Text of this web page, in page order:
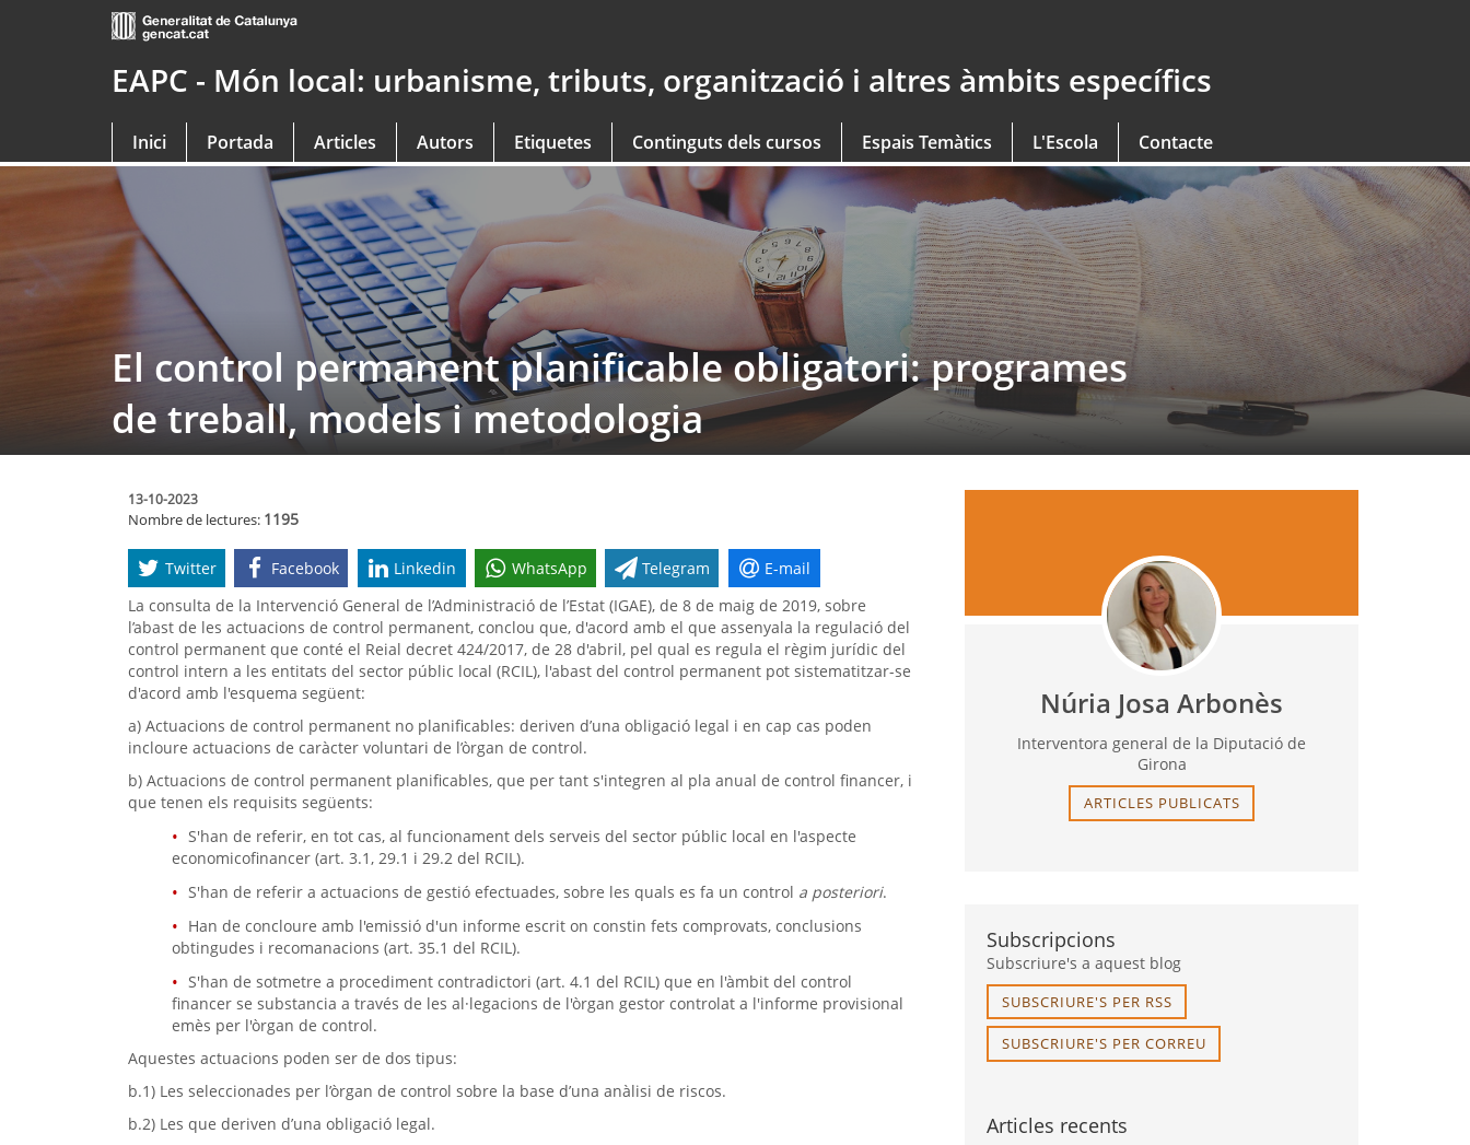
EAPC - Món local: urbanisme, tributs, organització i altres àmbits específics
Inici Portada Articles Autors Etiquetes Continguts dels cursos Espais Temàtics L'Escola Contacte
El control permanent planificable obligatori: programes
de treball, models i metodologia
13-10-2023
Nombre de lectures: 1195
Twitter Facebook Linkedin WhatsApp Telegram
E-mail
La consulta de la Intervenció General de l’Administració de l’Estat (IGAE), de 8 de maig de 2019, sobre
l’abast de les actuacions de control permanent, conclou que, d'acord amb el que assenyala la regulació del
control permanent que conté el Reial decret 424/2017, de 28 d'abril, pel qual es regula el règim jurídic del
control intern a les entitats del sector públic local (RCIL), l'abast del control permanent pot sistematitzar-se
d'acord amb l'esquema següent:
a) Actuacions de control permanent no planificables: deriven d’una obligació legal i en cap cas poden
incloure actuacions de caràcter voluntari de l’òrgan de control.
b) Actuacions de control permanent planificables, que per tant s'integren al pla anual de control financer, i
que tenen els requisits següents:
S'han de referir, en tot cas, al funcionament dels serveis del sector públic local en l'aspecte
economicofinancer (art. 3.1, 29.1 i 29.2 del RCIL).
S'han de referir a actuacions de gestió efectuades, sobre les quals es fa un control a posteriori.
Han de concloure amb l'emissió d'un informe escrit on constin fets comprovats, conclusions
obtingudes i recomanacions (art. 35.1 del RCIL).
S'han de sotmetre a procediment contradictori (art. 4.1 del RCIL) que en l'àmbit del control
financer se substancia a través de les al·legacions de l'òrgan gestor controlat a l'informe provisional
emès per l'òrgan de control.
Aquestes actuacions poden ser de dos tipus:
b.1) Les seleccionades per l’òrgan de control sobre la base d’una anàlisi de riscos.
b.2) Les que deriven d’una obligació legal.
Núria Josa Arbonès
Interventora general de la Diputació de
Girona
ARTICLES PUBLICATS
Subscripcions
Subscriure's a aquest blog
SUBSCRIURE'S PER RSS
SUBSCRIURE'S PER CORREU
Articles recents